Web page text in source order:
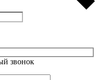
звонок